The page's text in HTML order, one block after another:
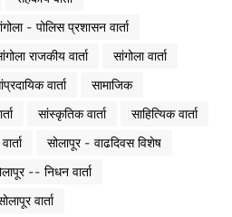
- पोलिस प्रशासन वार्ता
राजकीय वार्ता
सांगोला वार्ता
वार्ता
सामाजिक
सांस्कृतिक वार्ता
साहित्यिक वार्ता
सोलापूर - वाढदिवस विशेष
-- निधन वार्ता
वार्ता